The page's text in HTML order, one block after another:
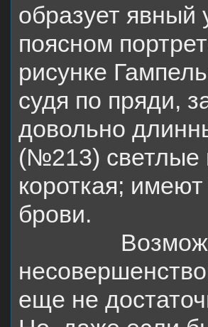
образует явный
поясном
рисунке
судя по пряди,
довольно
(№213) светлые
короткая;
брови.
еще не